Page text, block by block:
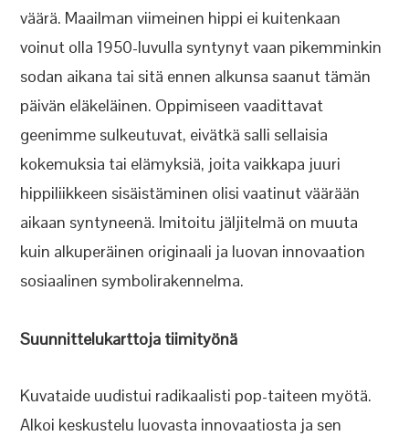
väärä. Maailman viimeinen hippi ei kuitenkaan
voinut olla 1950-luvulla syntynyt vaan pikemminkin
sodan aikana tai sitä ennen alkunsa saanut tämän
päivän eläkeläinen. Oppimiseen vaadittavat
geenimme sulkeutuvat, eivätkä salli sellaisia
kokemuksia tai elämyksiä, joita vaikkapa juuri
hippiliikkeen sisäistäminen olisi vaatinut väärään
aikaan syntyneenä. Imitoitu jäljitelmä on muuta
kuin alkuperäinen originaali ja luovan innovaation
sosiaalinen symbolirakennelma.
Suunnittelukarttoja tiimityönä
Kuvataide uudistui radikaalisti pop-taiteen myötä.
Alkoi keskustelu luovasta innovaatiosta ja sen